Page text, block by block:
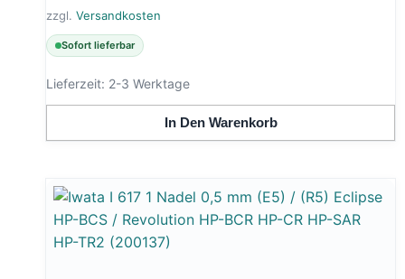
zzgl. Versandkosten
Sofort lieferbar
Lieferzeit: 2-3 Werktage
In Den Warenkorb